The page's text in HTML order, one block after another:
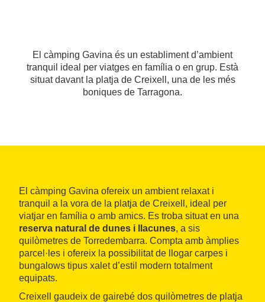
El càmping Gavina és un establiment d’ambient
tranquil ideal per viatges en família o en grup. Està
situat davant la platja de Creixell, una de les més
boniques de Tarragona.
El càmping Gavina ofereix un ambient relaxat i
tranquil a la vora de la platja de Creixell, ideal per
viatjar en família o amb amics. Es troba situat en una
reserva natural de dunes i llacunes, a sis
quilòmetres de Torredembarra. Compta amb àmplies
parcel·les i ofereix la possibilitat de llogar carpes i
bungalows tipus xalet d’estil modern totalment
equipats.
Creixell gaudeix de gairebé dos quilòmetres de platja